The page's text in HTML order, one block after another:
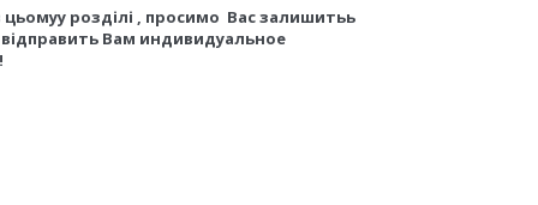
цьомуу розділі , просимо Вас залишитьь
відправить Вам индивидуальное